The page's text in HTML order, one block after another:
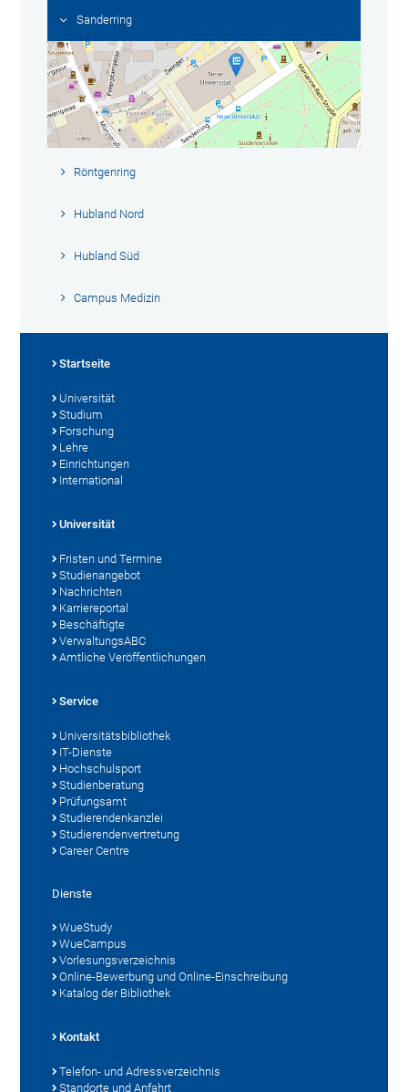
Sanderring
Röntgenring
Hubland Nord
Hubland Süd
Campus Medizin
Startseite
Universität
Studium
Forschung
Lehre
Einrichtungen
International
Universität
Fristen und Termine
Studienangebot
Nachrichten
Karriereportal
Beschäftigte
VerwaltungsABC
Amtliche Veröffentlichungen
Service
Universitätsbibliothek
IT-Dienste
Hochschulsport
Studienberatung
Prüfungsamt
Studierendenkanzlei
Studierendenvertretung
Career Centre
Dienste
WueStudy
WueCampus
Vorlesungsverzeichnis
Online-Bewerbung und Online-Einschreibung
Katalog der Bibliothek
Kontakt
Telefon- und Adressverzeichnis
Standorte und Anfahrt